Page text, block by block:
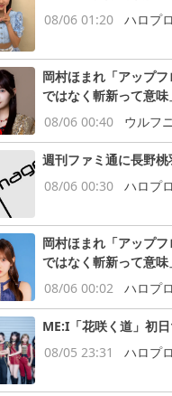
08/06 01:20
ハロプ
岡村ほまれ「アップ
ではなく斬新って意味
08/06 00:40
ウルフ
週刊ファミ通に長野桃
08/06 00:30
ハロプ
岡村ほまれ「アップ
ではなく斬新って意味
08/06 00:02
ハロプ
ME:I「花咲く道」初
08/05 23:31
ハロプ